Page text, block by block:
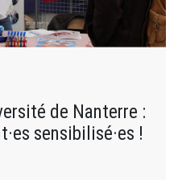
de Nanterre :
sensibilisé·es !